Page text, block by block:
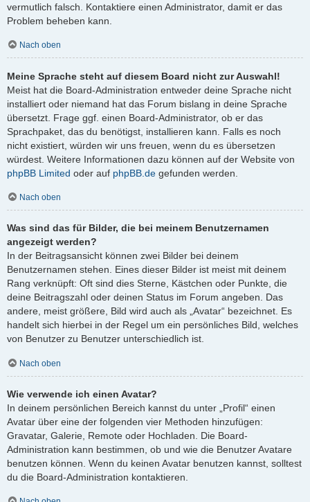
vermutlich falsch. Kontaktiere einen Administrator, damit er das
Problem beheben kann.
Nach oben
Meine Sprache steht auf diesem Board nicht zur Auswahl!
Meist hat die Board-Administration entweder deine Sprache nicht
installiert oder niemand hat das Forum bislang in deine Sprache
übersetzt. Frage ggf. einen Board-Administrator, ob er das
Sprachpaket, das du benötigst, installieren kann. Falls es noch
nicht existiert, würden wir uns freuen, wenn du es übersetzen
würdest. Weitere Informationen dazu können auf der Website von
phpBB Limited oder auf phpBB.de gefunden werden.
Nach oben
Was sind das für Bilder, die bei meinem Benutzernamen
angezeigt werden?
In der Beitragsansicht können zwei Bilder bei deinem
Benutzernamen stehen. Eines dieser Bilder ist meist mit deinem
Rang verknüpft: Oft sind dies Sterne, Kästchen oder Punkte, die
deine Beitragszahl oder deinen Status im Forum angeben. Das
andere, meist größere, Bild wird auch als „Avatar“ bezeichnet. Es
handelt sich hierbei in der Regel um ein persönliches Bild, welches
von Benutzer zu Benutzer unterschiedlich ist.
Nach oben
Wie verwende ich einen Avatar?
In deinem persönlichen Bereich kannst du unter „Profil“ einen
Avatar über eine der folgenden vier Methoden hinzufügen:
Gravatar, Galerie, Remote oder Hochladen. Die Board-
Administration kann bestimmen, ob und wie die Benutzer Avatare
benutzen können. Wenn du keinen Avatar benutzen kannst, solltest
du die Board-Administration kontaktieren.